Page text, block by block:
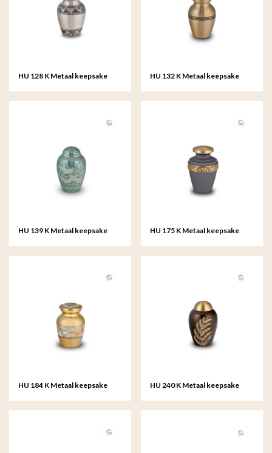
HU 128 K Metaal keepsake HU 132 K Metaal keepsake
HU 139 K Metaal keepsake HU 175 K Metaal keepsake
HU 184 K Metaal keepsake HU 240 K Metaal keepsake